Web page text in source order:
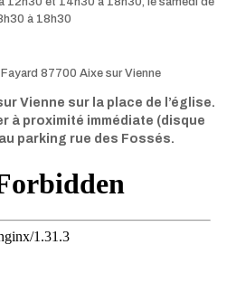
à 18h30
87700 Aixe sur Vienne
Vienne sur la place de l’église.
à proximité immédiate (disque
parking rue des Fossés.